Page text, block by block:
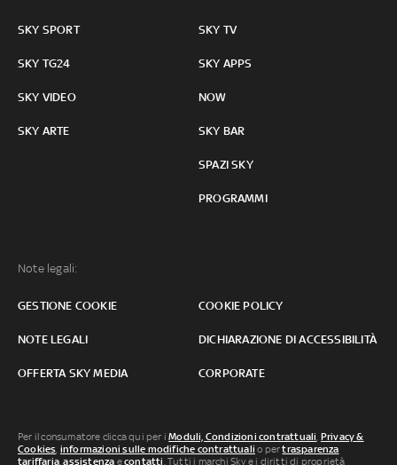
SKY SPORT
SKY TG24
SKY VIDEO
SKY ARTE
SKY TV
SKY APPS
NOW
SKY BAR
SPAZI SKY
PROGRAMMI
Note legali:
GESTIONE COOKIE COOKIE POLICY
NOTE LEGALI DICHIARAZIONE DI ACCESSIBILITÀ
OFFERTA SKY MEDIA CORPORATE
Per il consumatore clicca qui per iModuli, Condizioni contrattuali, Privacy &
Cookies, informazioni sulle modifiche contrattuali o pertrasparenza
tariffaria,assistenza econtatti. Tutti i marchi Sky e i diritti di proprietà